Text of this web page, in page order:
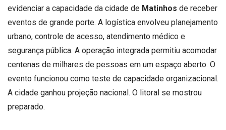
evidenciar a capacidade da cidade de Matinhos de receber
eventos de grande porte. A logística envolveu planejamento
urbano, controle de acesso, atendimento médico e
segurança pública. A operação integrada permitiu acomodar
centenas de milhares de pessoas em um espaço aberto. O
evento funcionou como teste de capacidade organizacional.
A cidade ganhou projeção nacional. O litoral se mostrou
preparado.